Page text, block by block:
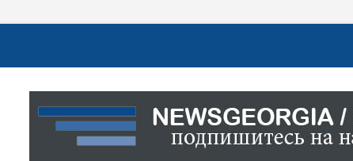
Новости Грузии
САМАЯ АКТУАЛЬНАЯ ИНФОРМАЦИЯ О СОБЫТИЯХ
САЙТЕ ВЫ НАЙДЕТЕ НОВОСТИ ПОЛИТИКИ,